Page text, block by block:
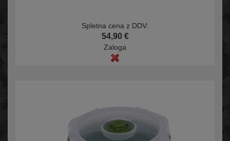
Spletna cena z DDV:
54,90 €
Zaloga